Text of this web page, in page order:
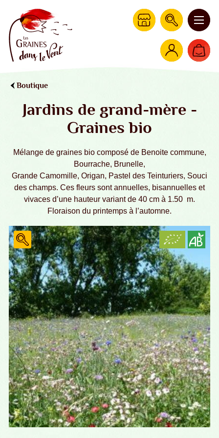
Boutique
Jardins de grand-mère -
Graines bio
Mélange de graines bio composé de Benoite commune,
Bourrache, Brunelle,
Grande Camomille, Origan, Pastel des Teinturiers, Souci
des champs. Ces fleurs sont annuelles, bisannuelles et
vivaces d’une hauteur variant de 40 cm à 1.50 m.
Floraison du printemps à l’automne.